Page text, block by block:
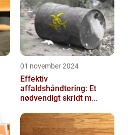
01 november 2024
Effektiv
affaldshåndtering: Et
nødvendigt skridt m...